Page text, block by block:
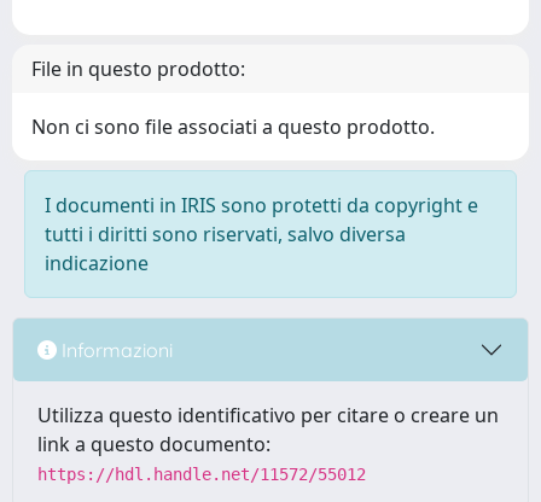
File in questo prodotto:
Non ci sono file associati a questo prodotto.
I documenti in IRIS sono protetti da copyright e
tutti i diritti sono riservati, salvo diversa
indicazione
Informazioni
Utilizza questo identificativo per citare o creare un
link a questo documento:
https://hdl.handle.net/11572/55012